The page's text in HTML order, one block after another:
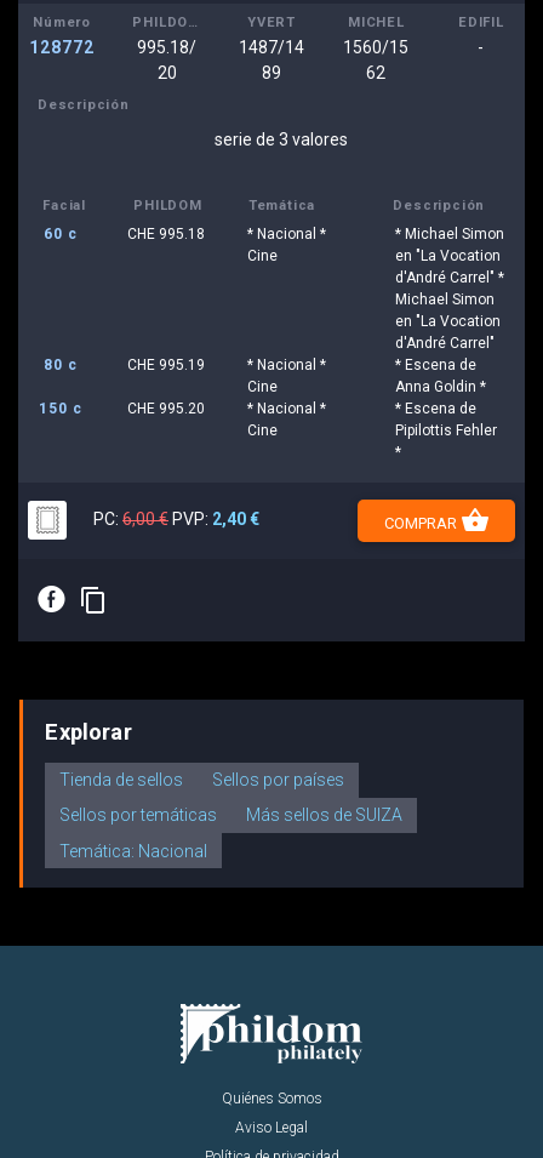
Número
128772
PHILDOM
995.18/
20
YVERT
1487/14
89
MICHEL
1560/15
62
EDIFIL
-
Descripción
serie de 3 valores
Facial PHILDOM Temática Descripción
60 c CHE 995.18
* Nacional *
Cine
* Michael Simon
en "La Vocation
d'André Carrel" *
Michael Simon
en "La Vocation
d'André Carrel"
80 c
CHE 995.19
* Nacional *
Cine
* Escena de
Anna Goldin *
150 c
CHE 995.20
* Nacional *
Cine
* Escena de
Pipilottis Fehler
*
PC: 6,00 € PVP: 2,40 € COMPRAR shopping_basket
E content_copy
Explorar
Tienda de sellos
Sellos por países
Sellos por temáticas
Más sellos de SUIZA
Temática: Nacional
Quiénes Somos
Aviso Legal